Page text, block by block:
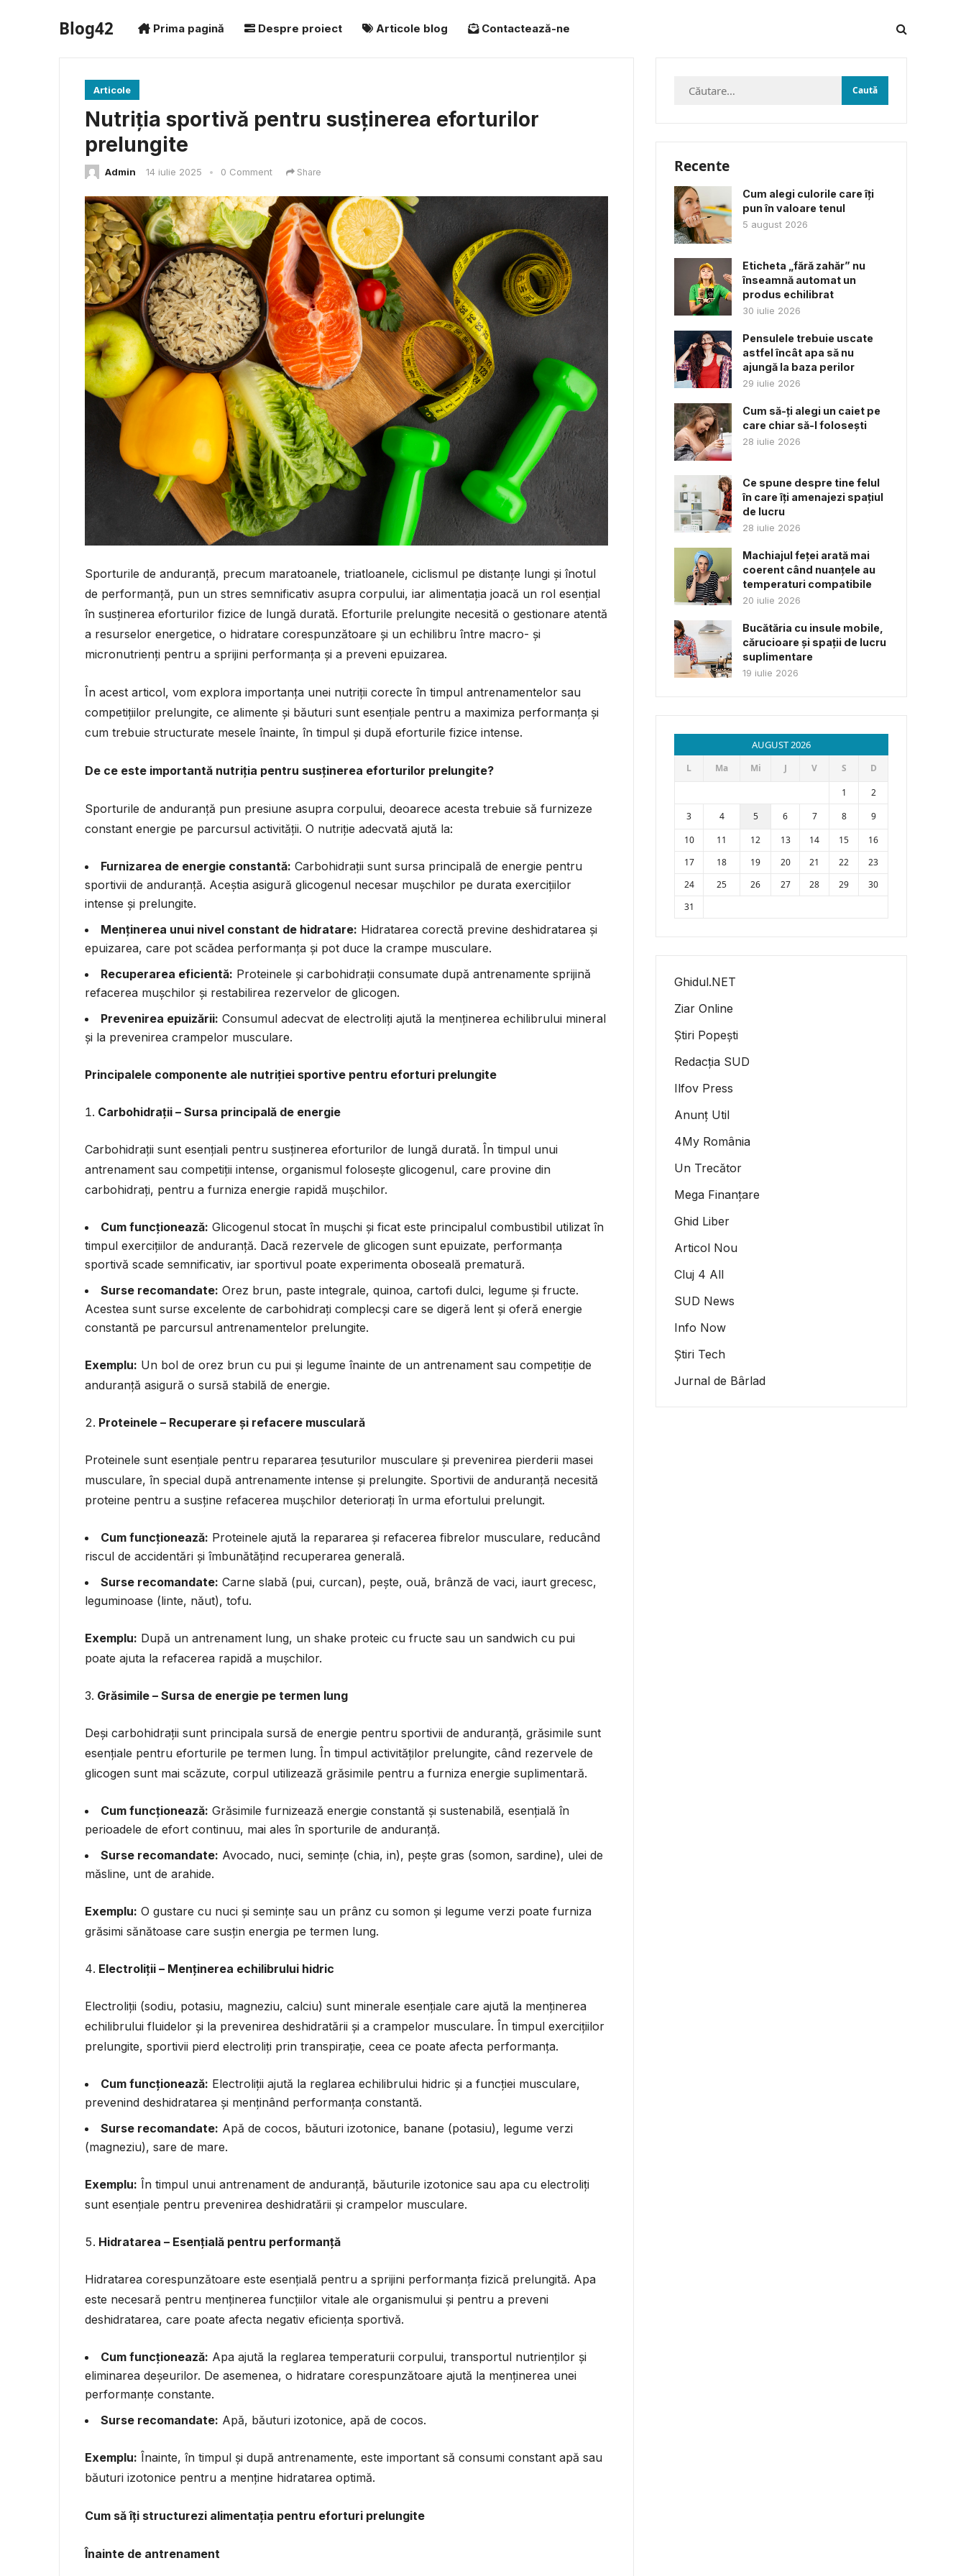
Blog42 Prima pagină Despre proiect Articole blog Contactează-ne
Articole
Nutriția sportivă pentru susținerea eforturilor
prelungite
Admin 14 iulie 2025 • 0 Comment Share
Sporturile de anduranță, precum maratoanele, triatloanele, ciclismul pe distanțe lungi și înotul
de performanță, pun un stres semnificativ asupra corpului, iar alimentația joacă un rol esențial
în susținerea eforturilor fizice de lungă durată. Eforturile prelungite necesită o gestionare atentă
a resurselor energetice, o hidratare corespunzătoare și un echilibru între macro- și
micronutrienți pentru a sprijini performanța și a preveni epuizarea.
În acest articol, vom explora importanța unei nutriții corecte în timpul antrenamentelor sau
competițiilor prelungite, ce alimente și băuturi sunt esențiale pentru a maximiza performanța și
cum trebuie structurate mesele înainte, în timpul și după eforturile fizice intense.
De ce este importantă nutriția pentru susținerea eforturilor prelungite?
Sporturile de anduranță pun presiune asupra corpului, deoarece acesta trebuie să furnizeze
constant energie pe parcursul activității. O nutriție adecvată ajută la:
Furnizarea de energie constantă: Carbohidrații sunt sursa principală de energie pentru
sportivii de anduranță. Aceștia asigură glicogenul necesar mușchilor pe durata exercițiilor
intense și prelungite.
Menținerea unui nivel constant de hidratare: Hidratarea corectă previne deshidratarea și
epuizarea, care pot scădea performanța și pot duce la crampe musculare.
Recuperarea eficientă: Proteinele și carbohidrații consumate după antrenamente sprijină
refacerea mușchilor și restabilirea rezervelor de glicogen.
Prevenirea epuizării: Consumul adecvat de electroliți ajută la menținerea echilibrului mineral
și la prevenirea crampelor musculare.
Principalele componente ale nutriției sportive pentru eforturi prelungite
Carbohidrații – Sursa principală de energie
Carbohidrații sunt esențiali pentru susținerea eforturilor de lungă durată. În timpul unui
antrenament sau competiții intense, organismul folosește glicogenul, care provine din
carbohidrați, pentru a furniza energie rapidă mușchilor.
Cum funcționează: Glicogenul stocat în mușchi și ficat este principalul combustibil utilizat în
timpul exercițiilor de anduranță. Dacă rezervele de glicogen sunt epuizate, performanța
sportivă scade semnificativ, iar sportivul poate experimenta oboseală prematură.
Surse recomandate: Orez brun, paste integrale, quinoa, cartofi dulci, legume și fructe.
Acestea sunt surse excelente de carbohidrați complecși care se digeră lent și oferă energie
constantă pe parcursul antrenamentelor prelungite.
Exemplu: Un bol de orez brun cu pui și legume înainte de un antrenament sau competiție de
anduranță asigură o sursă stabilă de energie.
Proteinele – Recuperare și refacere musculară
Proteinele sunt esențiale pentru repararea țesuturilor musculare și prevenirea pierderii masei
musculare, în special după antrenamente intense și prelungite. Sportivii de anduranță necesită
proteine pentru a susține refacerea mușchilor deteriorați în urma efortului prelungit.
Cum funcționează: Proteinele ajută la repararea și refacerea fibrelor musculare, reducând
riscul de accidentări și îmbunătățind recuperarea generală.
Surse recomandate: Carne slabă (pui, curcan), pește, ouă, brânză de vaci, iaurt grecesc,
leguminoase (linte, năut), tofu.
Exemplu: După un antrenament lung, un shake proteic cu fructe sau un sandwich cu pui
poate ajuta la refacerea rapidă a mușchilor.
Grăsimile – Sursa de energie pe termen lung
Deși carbohidrații sunt principala sursă de energie pentru sportivii de anduranță, grăsimile sunt
esențiale pentru eforturile pe termen lung. În timpul activităților prelungite, când rezervele de
glicogen sunt mai scăzute, corpul utilizează grăsimile pentru a furniza energie suplimentară.
Cum funcționează: Grăsimile furnizează energie constantă și sustenabilă, esențială în
perioadele de efort continuu, mai ales în sporturile de anduranță.
Surse recomandate: Avocado, nuci, semințe (chia, in), pește gras (somon, sardine), ulei de
măsline, unt de arahide.
Exemplu: O gustare cu nuci și semințe sau un prânz cu somon și legume verzi poate furniza
grăsimi sănătoase care susțin energia pe termen lung.
Electroliții – Menținerea echilibrului hidric
Electroliții (sodiu, potasiu, magneziu, calciu) sunt minerale esențiale care ajută la menținerea
echilibrului fluidelor și la prevenirea deshidratării și a crampelor musculare. În timpul exercițiilor
prelungite, sportivii pierd electroliți prin transpirație, ceea ce poate afecta performanța.
Cum funcționează: Electroliții ajută la reglarea echilibrului hidric și a funcției musculare,
prevenind deshidratarea și menținând performanța constantă.
Surse recomandate: Apă de cocos, băuturi izotonice, banane (potasiu), legume verzi
(magneziu), sare de mare.
Exemplu: În timpul unui antrenament de anduranță, băuturile izotonice sau apa cu electroliți
sunt esențiale pentru prevenirea deshidratării și crampelor musculare.
Hidratarea – Esențială pentru performanță
Hidratarea corespunzătoare este esențială pentru a sprijini performanța fizică prelungită. Apa
este necesară pentru menținerea funcțiilor vitale ale organismului și pentru a preveni
deshidratarea, care poate afecta negativ eficiența sportivă.
Cum funcționează: Apa ajută la reglarea temperaturii corpului, transportul nutrienților și
eliminarea deșeurilor. De asemenea, o hidratare corespunzătoare ajută la menținerea unei
performanțe constante.
Surse recomandate: Apă, băuturi izotonice, apă de cocos.
Exemplu: Înainte, în timpul și după antrenamente, este important să consumi constant apă sau
băuturi izotonice pentru a menține hidratarea optimă.
Cum să îți structurezi alimentația pentru eforturi prelungite
Înainte de antrenament
Caută
Recente
Cum alegi culorile care îți
pun în valoare tenul
5 august 2026
Eticheta „fără zahăr” nu
înseamnă automat un
produs echilibrat
30 iulie 2026
Pensulele trebuie uscate
astfel încât apa să nu
ajungă la baza perilor
29 iulie 2026
Cum să-ți alegi un caiet pe
care chiar să-l folosești
28 iulie 2026
Ce spune despre tine felul
în care îți amenajezi spațiul
de lucru
28 iulie 2026
Machiajul feței arată mai
coerent când nuanțele au
temperaturi compatibile
20 iulie 2026
Bucătăria cu insule mobile,
cărucioare și spații de lucru
suplimentare
19 iulie 2026
AUGUST 2026
L Ma Mi J V S
D
1
2
3
4 5 6 7 8
9
10
11 12 13 14 15
16
17
18 19 20 21 22
23
24
25 26 27 28 29
30
31
Ghidul.NET
Ziar Online
Știri Popești
Redacția SUD
Ilfov Press
Anunț Util
4My România
Un Trecător
Mega Finanțare
Ghid Liber
Articol Nou
Cluj 4 All
SUD News
Info Now
Știri Tech
Jurnal de Bârlad